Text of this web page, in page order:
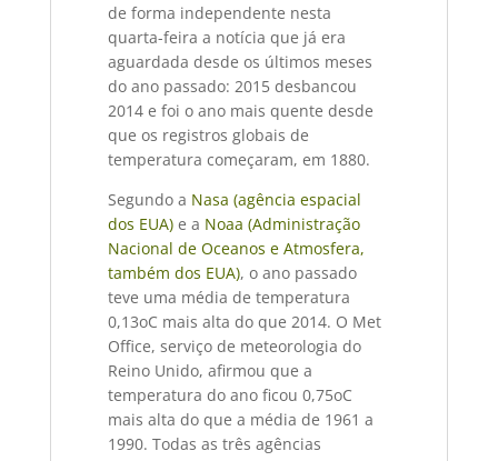
de forma independente nesta
quarta-feira a notícia que já era
aguardada desde os últimos meses
do ano passado: 2015 desbancou
2014 e foi o ano mais quente desde
que os registros globais de
temperatura começaram, em 1880.
Segundo a Nasa (agência espacial
dos EUA)e a Noaa (Administração
Nacional de Oceanos e Atmosfera,
também dos EUA), o ano passado
teve uma média de temperatura
0,13oC mais alta do que 2014. O Met
Office, serviço de meteorologia do
Reino Unido, afirmou que a
temperatura do ano ficou 0,75oC
mais alta do que a média de 1961 a
1990. Todas as três agências